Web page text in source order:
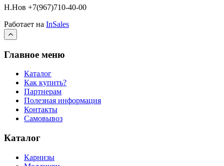
Н.Нов +7(967)710-40-00
Работает на InSales
Главное меню
Каталог
Как купить?
Партнерам
Полезная информация
Контакты
Самовывоз
Каталог
Карнизы